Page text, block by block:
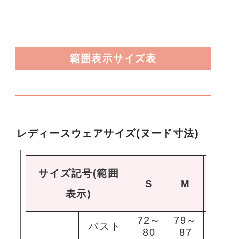
範囲表示サイズ表
レディースウェアサイズ(ヌード寸法)
サイズ記号(範囲
表示)
S M
バスト
72～
80
79～
87